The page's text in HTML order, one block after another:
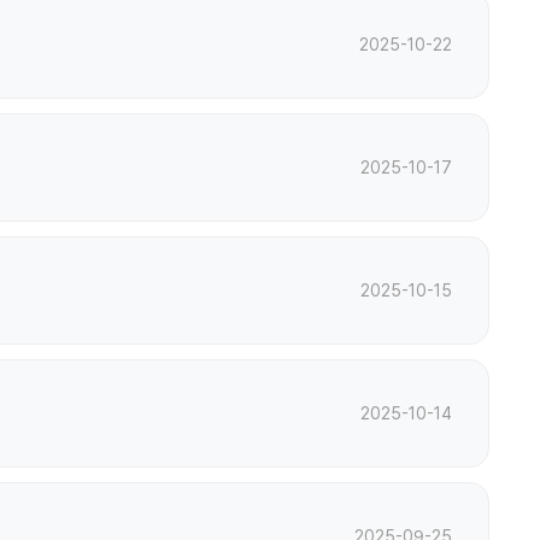
2025-10-22
2025-10-17
2025-10-15
2025-10-14
2025-09-25